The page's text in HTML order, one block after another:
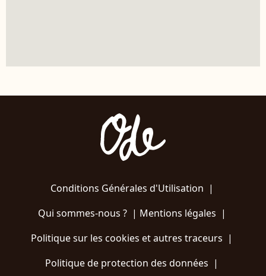
Conditions Générales d'Utilisation |
Qui sommes-nous ?| Mentions légales |
Politique sur les cookies et autres traceurs |
Politique de protection des données |